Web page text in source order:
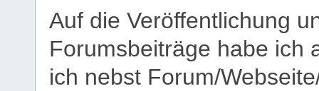
Auf die Veröffentlichung
Forumsbeiträge habe ich
ich nebst Forum/